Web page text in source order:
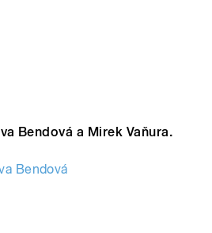
Bendová a Mirek Vaňura.
Bendová